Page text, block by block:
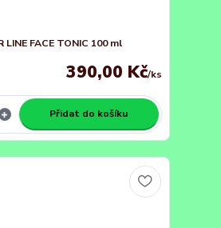
LINE FACE TONIC 100 ml
390,00 Kč/ks
Přidat do košíku